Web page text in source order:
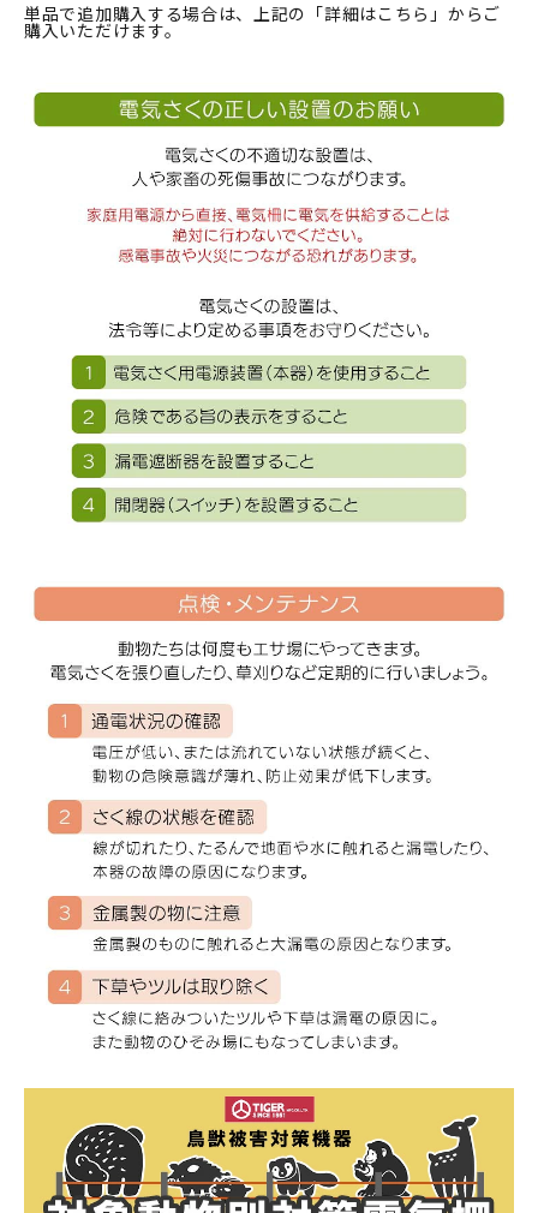
単品で追加購入する場合は、上記の「詳細はこちら」からご
購入いただけます。